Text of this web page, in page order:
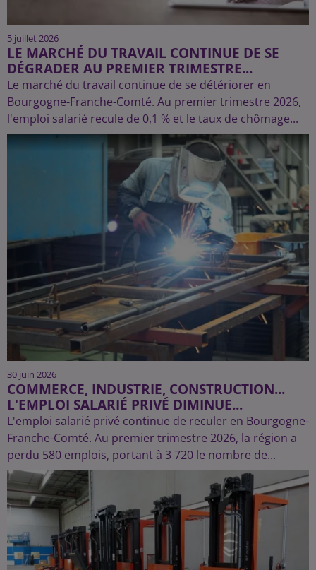
5 juillet 2026
LE MARCHÉ DU TRAVAIL CONTINUE DE SE
DÉGRADER AU PREMIER TRIMESTRE...
Le marché du travail continue de se détériorer en
Bourgogne-Franche-Comté. Au premier trimestre 2026,
l'emploi salarié recule de 0,1 % et le taux de chômage...
30 juin 2026
COMMERCE, INDUSTRIE, CONSTRUCTION...
L'EMPLOI SALARIÉ PRIVÉ DIMINUE...
L'emploi salarié privé continue de reculer en Bourgogne-
Franche-Comté. Au premier trimestre 2026, la région a
perdu 580 emplois, portant à 3 720 le nombre de...